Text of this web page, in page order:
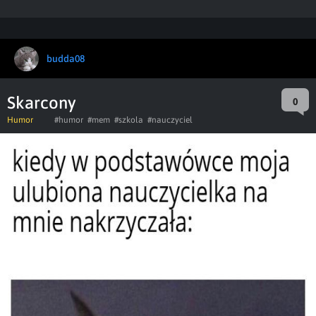
budda08
Skarcony 0
Humor #humor #mem #szkola #nauczyciel